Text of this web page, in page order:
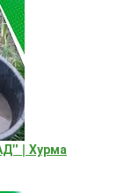
| Хурма